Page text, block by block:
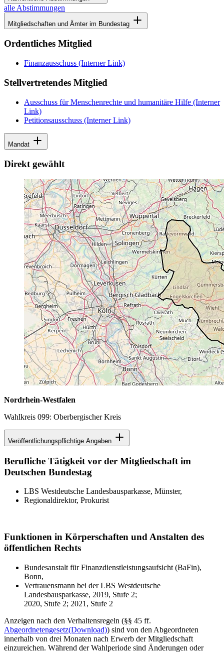
alle Abstimmungen
Mitgliedschaften und Ämter im Bundestag
Ordentliches Mitglied
Finanzausschuss (Interner Link)
Stellvertretendes Mitglied
Ausschuss für Menschenrechte und humanitäre Hilfe (Interner
Link)
Petitionsausschuss (Interner Link)
Mandat
Direkt gewählt
Nordrhein-Westfalen
Wahlkreis 099: Oberbergischer Kreis
Veröffentlichungspflichtige Angaben
Berufliche Tätigkeit vor der Mitgliedschaft im
Deutschen Bundestag
LBS Westdeutsche Landesbausparkasse, Münster,
Regionaldirektor, Prokurist
Funktionen in Körperschaften und Anstalten des
öffentlichen Rechts
Bundesanstalt für Finanzdienstleistungsaufsicht (BaFin),
Bonn,
Vertrauensmann bei der LBS Westdeutsche
Landesbausparkasse, 2019, Stufe 2;
2020, Stufe 2; 2021, Stufe 2
Anzeigen nach den Verhaltensregeln (§§ 45 ff.
Abgeordnetengesetz(Download)) sind von den Abgeordneten
innerhalb von drei Monaten nach Erwerb der Mitgliedschaft
einzureichen. Während der Wahlperiode sind Änderungen oder